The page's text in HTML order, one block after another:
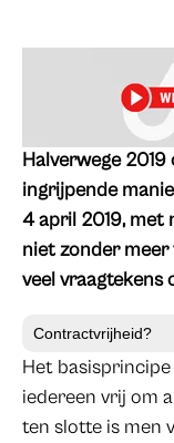
Halverwege
ingrijpende
4 april 2019, met
niet zonder meer
veel vraagtekens
Contractvrijheid?
Het
iedereen vrij om
ten slotte is men